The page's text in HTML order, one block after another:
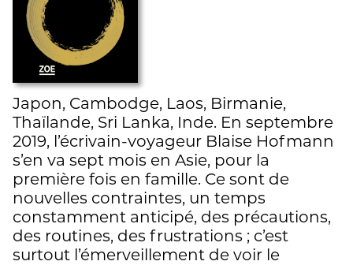
Japon, Cambodge, Laos, Birmanie,
Thaïlande, Sri Lanka, Inde. En septembre
2019, l’écrivain-voyageur Blaise Hofmann
s’en va sept mois en Asie, pour la
première fois en famille. Ce sont de
nouvelles contraintes, un temps
constamment anticipé, des précautions,
des routines, des frustrations ; c’est
surtout l’émerveillement de voir le